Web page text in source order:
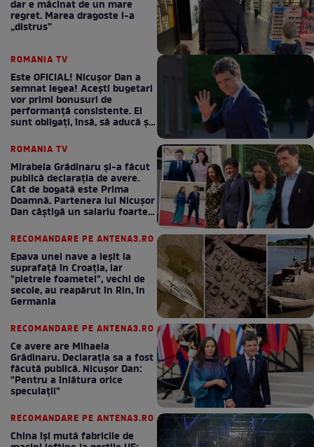
dar e măcinat de un mare
regret. Marea dragoste l-a
„distrus”
ROMANIA TV
Este OFICIAL! Nicușor Dan a
semnat legea! Acești bugetari
vor primi bonusuri de
performanță consistente. Ei
sunt obligați, însă, să aducă și
ROMANIA TV
Mirabela Grădinaru și-a făcut
publică declarația de avere.
Cât de bogată este Prima
Doamnă. Partenera lui Nicușor
Dan câștigă un salariu foarte
RECOMANDARE PE ANTENA3.RO
Epava unei nave a ieșit la
suprafață în Croația, iar
"pietrele foametei", vechi de
secole, au reapărut în Rin, în
Germania
RECOMANDARE PE ANTENA3.RO
Ce avere are Mihaela
Grădinaru. Declarația sa a fost
făcută publică. Nicușor Dan:
"Pentru a înlătura orice
speculații"
RECOMANDARE PE ANTENA3.RO
China își mută fabricile de